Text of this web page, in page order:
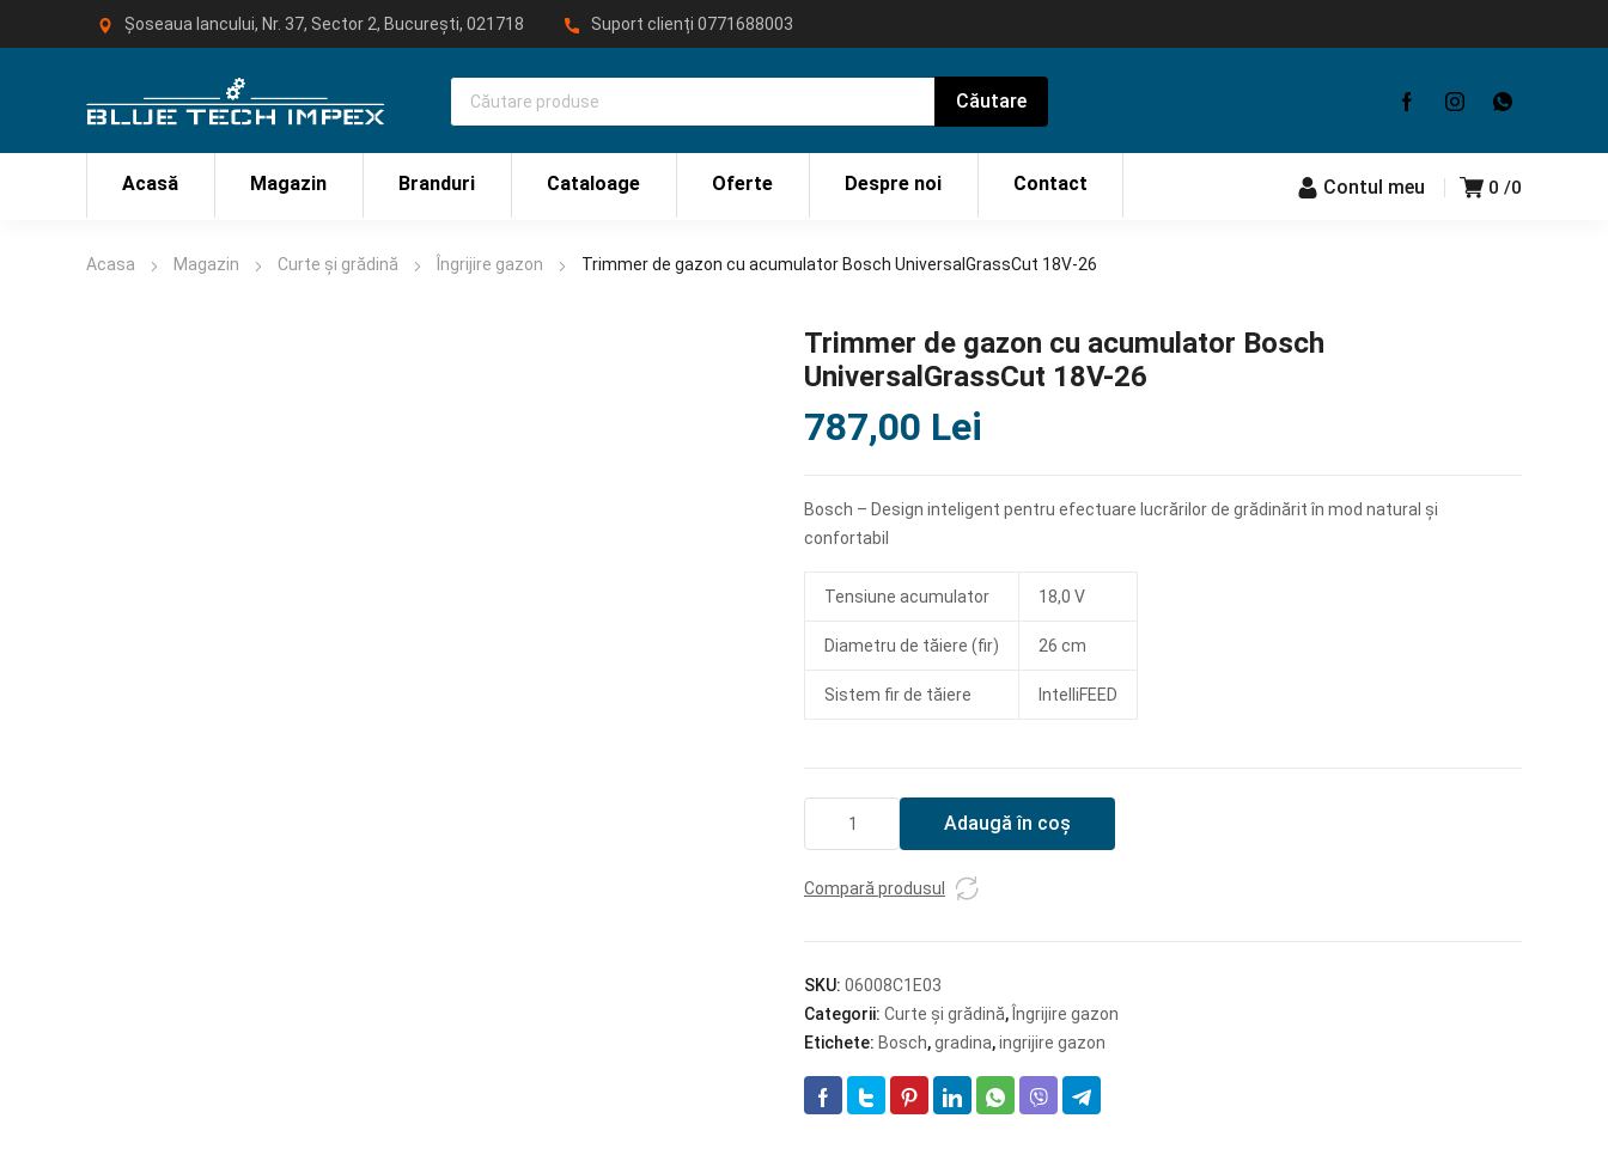
Șoseaua Iancului, Nr. 37, Sector 2, București, 021718 Suport clienți 0771688003
Acasă Magazin Branduri Cataloage Oferte Despre noi Contact 0 0
Contul meu
Acasa Magazin Curte și grădină Îngrijire gazon Trimmer de gazon cu acumulator Bosch UniversalGrassCut 18V-26
Trimmer de gazon cu acumulator Bosch
UniversalGrassCut 18V-26
787,00 Lei
Bosch – Design inteligent pentru efectuare lucrărilor de grădinărit în mod natural şi
confortabil
Tensiune acumulator 18,0 V
Diametru de tăiere (fir) 26 cm
Sistem fir de tăiere IntelliFEED
Trimmer
gazon
UniversalGrassCut
18V-
26
Adaugă în coș
Compară produsul
SKU: 06008C1E03
Categorii: Curte și grădină, Îngrijire gazon
Etichete: Bosch,gradina,ingrijire gazon